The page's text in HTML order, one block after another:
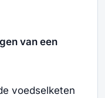
van een
voedselketen